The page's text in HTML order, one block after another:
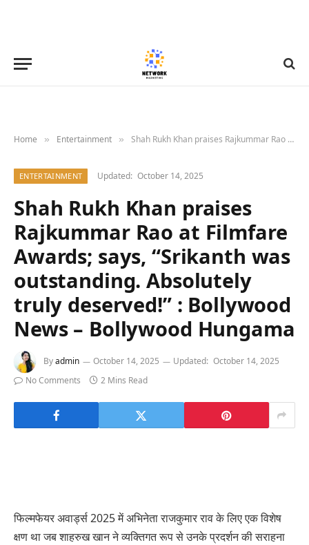
Home » Entertainment » Shah Rukh Khan praises Rajkummar Rao at Filmfare Awards; says, “Srikanth was outstanding. Absolutely truly deserved!” : Bollywood News – Bollywood Hungama
ENTERTAINMENT Updated: October 14, 2025
Shah Rukh Khan praises
Rajkummar Rao at Filmfare
Awards; says, “Srikanth was
outstanding. Absolutely
truly deserved!” : Bollywood
News – Bollywood Hungama
Byadmin October 14, 2025 Updated: October 14, 2025
No Comments
2 Mins Read
फिल्मफेयर अवार्ड्स 2025 में अभिनेता राजकुमार राव के लिए एक विशेष
क्षण था जब शाहरुख खान ने व्यक्तिगत रूप से उनके प्रदर्शन की सराहना